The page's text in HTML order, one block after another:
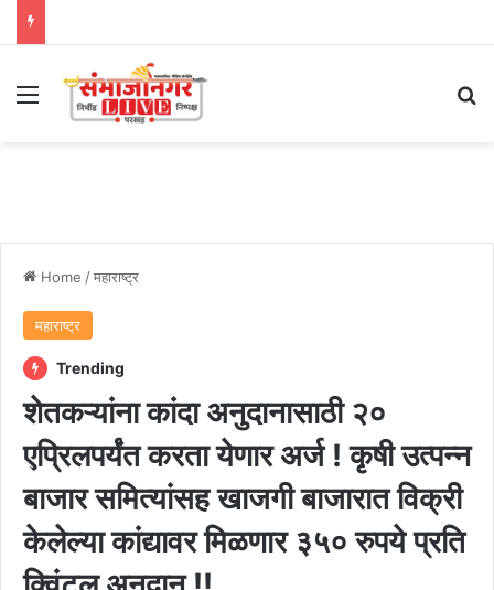
Menu
Home /महाराष्ट्र
महाराष्ट्र
Trending
शेतकऱ्यांना कांदा अनुदानासाठी २०
एप्रिलपर्यंत करता येणार अर्ज ! कृषी उत्पन्न
बाजार समित्यांसह खाजगी बाजारात विक्री
केलेल्या कांद्यावर मिळणार ३५० रुपये प्रति